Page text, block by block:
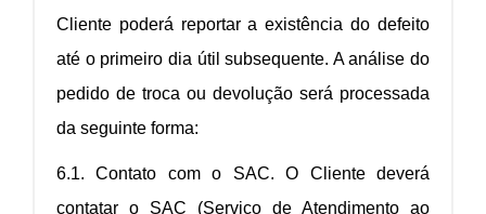
Cliente poderá reportar a existência do defeito
até o primeiro dia útil subsequente. A análise do
pedido de troca ou devolução será processada
da seguinte forma:
6.1. Contato com o SAC. O Cliente deverá
contatar o SAC (Serviço de Atendimento ao